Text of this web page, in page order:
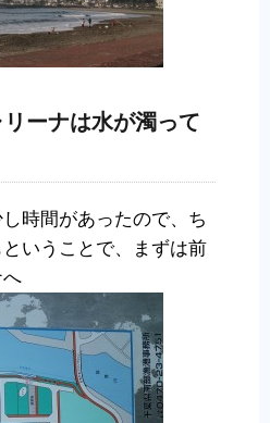
ーナは水が濁って
時間があったので、ち
いうことで、まずは前